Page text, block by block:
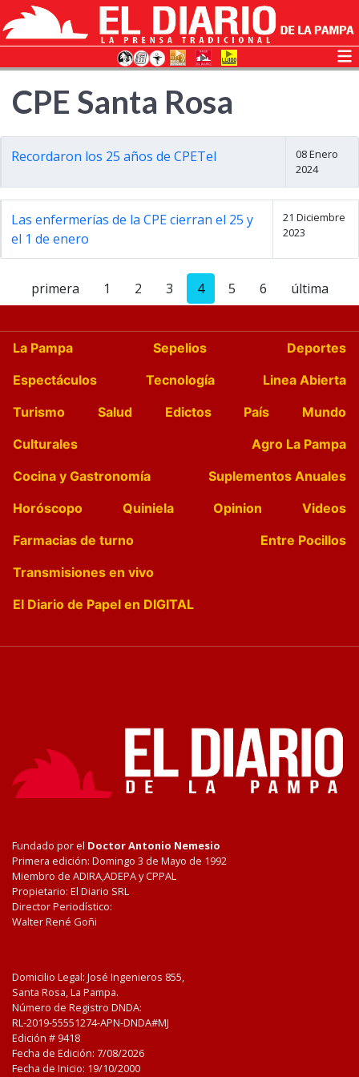
CPE Santa Rosa
Recordaron los 25 años de CPETel
08 Enero
2024
Las enfermerías de la CPE cierran el 25 y
el 1 de enero
21 Diciembre
2023
primera 1 2 3 4 5 6 última
La Pampa Sepelios
Deportes
Espectáculos
Tecnología
Linea Abierta
Turismo
Salud Edictos País
Mundo
Culturales
Agro La Pampa
Cocina y Gastronomía
Suplementos Anuales
Horóscopo
Quiniela Opinion
Videos
Farmacias de turno
Entre Pocillos
Transmisiones en vivo
El Diario de Papel en DIGITAL
Fundado por el Doctor Antonio Nemesio
Primera edición: Domingo 3 de Mayo de 1992
Miembro de ADIRA,ADEPA y CPPAL
Propietario: El Diario SRL
Director Periodístico:
Walter René Goñi
Domicilio Legal: José Ingenieros 855,
Santa Rosa, La Pampa.
Número de Registro DNDA:
RL-2019-55551274-APN-DNDA#MJ
Edición # 9418
Fecha de Edición: 7/08/2026
Fecha de Inicio: 19/10/2000